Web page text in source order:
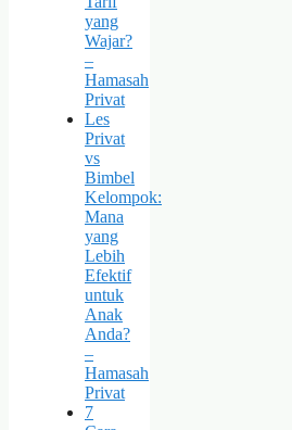
yang
Wajar?
–
Hamasah
Privat
Les
Privat
vs
Bimbel
Kelompok:
Mana
yang
Lebih
Efektif
untuk
Anak
Anda?
–
Hamasah
Privat
7